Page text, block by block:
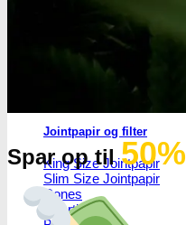
Headshop
Jointpapir og filter
King Size Jointpapir
Slim Size Jointpapir
Cones
Filtertips
Spar op til50%